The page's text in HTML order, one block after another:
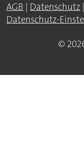
AGB | Datenschutz |
Datenschutz-
©